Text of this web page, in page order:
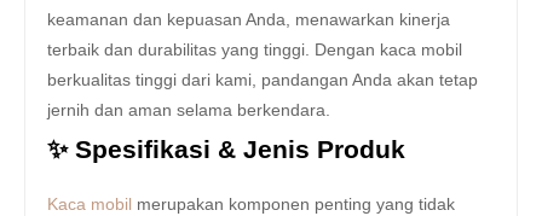
keamanan dan kepuasan Anda, menawarkan kinerja
terbaik dan durabilitas yang tinggi. Dengan kaca mobil
berkualitas tinggi dari kami, pandangan Anda akan tetap
jernih dan aman selama berkendara.
✨ Spesifikasi & Jenis Produk
Kaca mobil merupakan komponen penting yang tidak